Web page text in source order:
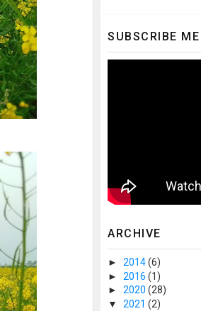
SUBSCRIBE ME
ARCHIVE
► 2014(6)
► 2016 (1)
► 2020 (28)
▼ 2021 (2)